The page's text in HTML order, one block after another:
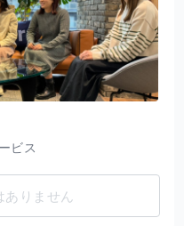
ビス
ありません